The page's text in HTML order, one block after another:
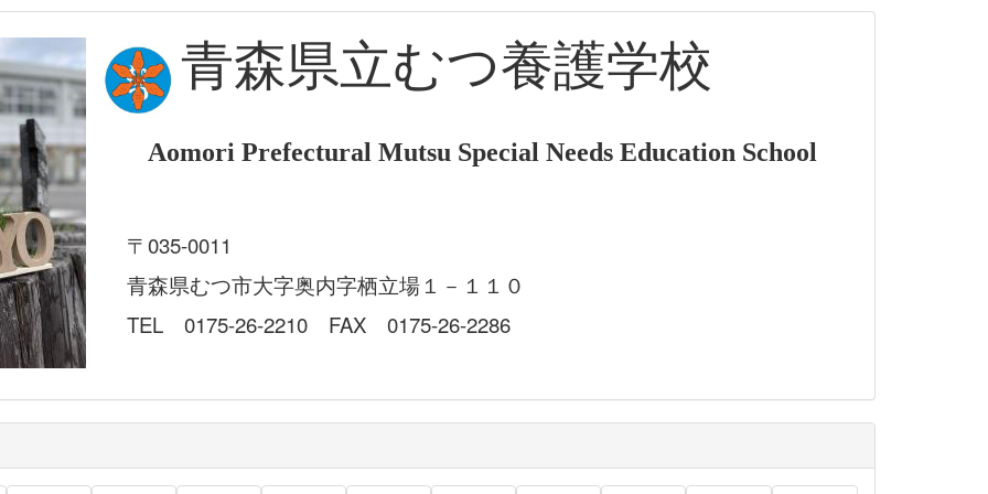
青森県立むつ養護学校
Aomori Prefectural Mutsu Special Needs Education School
〒035-0011
青森県むつ市大字奥内字栖立場１－１１０
TEL 0175-26-2210 FAX 0175-26-2286